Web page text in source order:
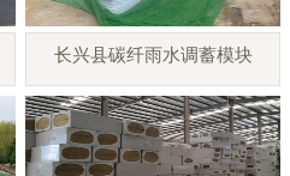
长兴县碳纤雨水调蓄模块